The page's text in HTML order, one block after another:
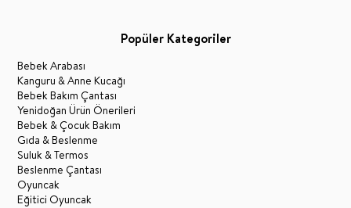
Popüler Kategoriler
Bebek Arabası
Kanguru & Anne Kucağı
Bebek Bakım Çantası
Yenidoğan Ürün Önerileri
Bebek & Çocuk Bakım
Gıda & Beslenme
Suluk & Termos
Beslenme Çantası
Oyuncak
Eğitici Oyuncak